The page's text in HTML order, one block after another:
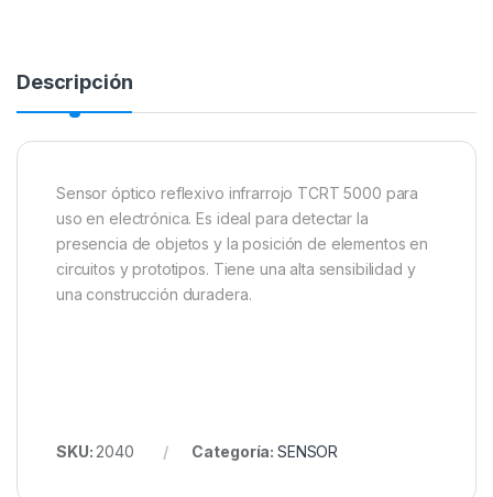
Descripción
Sensor óptico reflexivo infrarrojo TCRT 5000 para
uso en electrónica. Es ideal para detectar la
presencia de objetos y la posición de elementos en
circuitos y prototipos. Tiene una alta sensibilidad y
una construcción duradera.
SKU: 2040 Categoría: SENSOR